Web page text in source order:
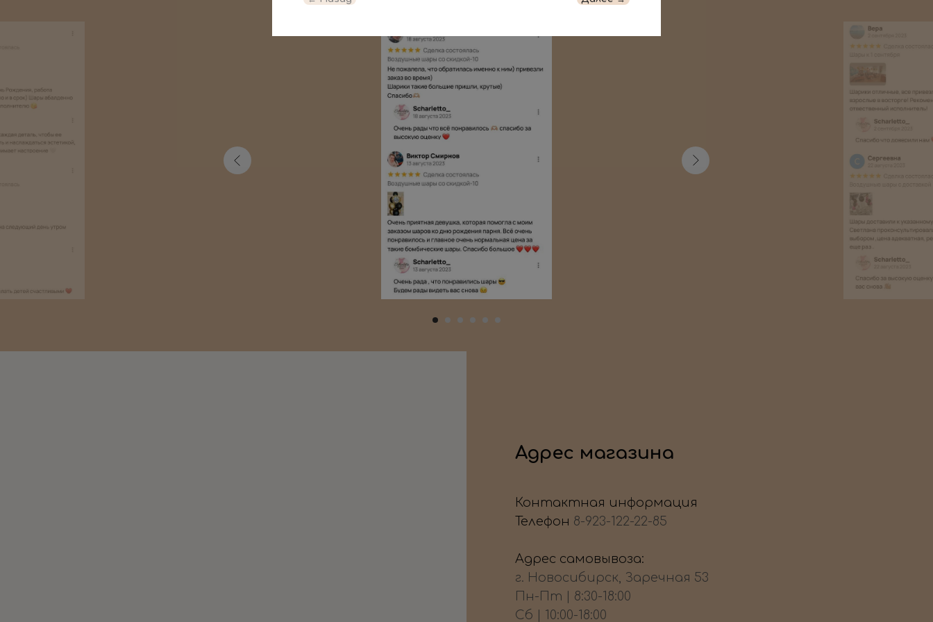
Адрес магазина
Контактная информация
Телефон 8-923-122-22-85
Адрес самовывоза:
г. Новосибирск, Заречная 53
Пн-Пт | 8:30-18:00
Сб | 10:00-18:00